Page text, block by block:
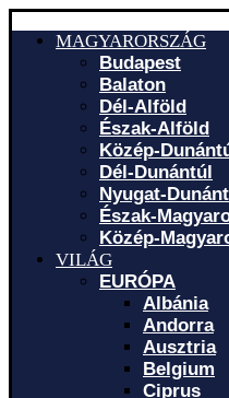
MAGYARORSZÁG
Budapest
Balaton
Dél-Alföld
Észak-Alföld
Közép-
Dél-Dunántúl
Nyugat-
Észak-
Közép-
VILÁG
EURÓPA
Albánia
Andorra
Ausztria
Belgium
Ciprus